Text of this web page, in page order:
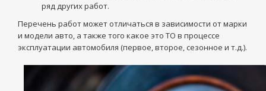
ряд других работ.
Перечень работ может отличаться в зависимости от марки
и модели авто, а также того какое это ТО в процессе
эксплуатации автомобиля (первое, второе, сезонное и т.д.).